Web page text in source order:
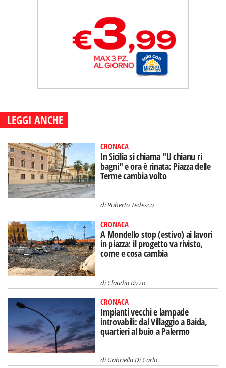
LEGGI ANCHE
CRONACA
In Sicilia si chiama "U chianu ri
bagni" e ora è rinata: Piazza delle
Terme cambia volto
diRoberto Tedesco
CRONACA
A Mondello stop (estivo) ai lavori
in piazza: il progetto va rivisto,
come e cosa cambia
diClaudia Rizzo
CRONACA
Impianti vecchi e lampade
introvabili: dal Villaggio a Baida,
quartieri al buio a Palermo
diGabriella Di Carlo